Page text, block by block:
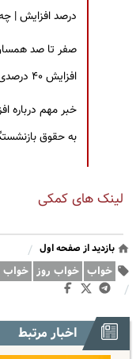
درصد افزایش |
صفر تا صد
افزایش ۴۰ درصدی حقوق بازنشستگان
خبر مهم درباره
به حقوق
لینک های کمکی
بازدید از صفحه اول /
خواب خواب روز
/
اخبار مرتبط